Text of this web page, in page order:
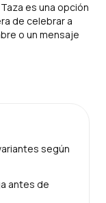
es una opción
de celebrar a
o un mensaje
según
antes de